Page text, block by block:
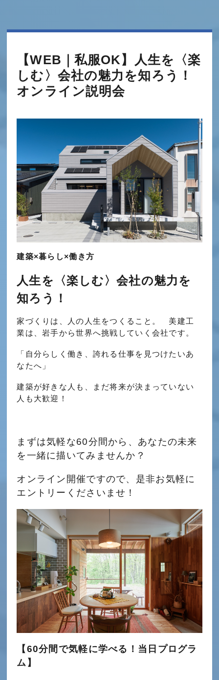
【WEB｜私服OK】人生を〈楽
しむ〉会社の魅力を知ろう！
オンライン説明会
建築×暮らし×働き方
人生を〈楽しむ〉会社の魅力を
知ろう！
家づくりは、人の人生をつくること。 美建工
業は、岩手から世界へ挑戦していく会社です。
「自分らしく働き、誇れる仕事を見つけたいあ
なたへ」
建築が好きな人も、まだ将来が決まっていない
人も大歓迎！
まずは気軽な60分間から、あなたの未来
を一緒に描いてみませんか？
オンライン開催ですので、是非お気軽に
エントリーくださいませ！
【60分間で気軽に学べる！当日プログラ
ム】